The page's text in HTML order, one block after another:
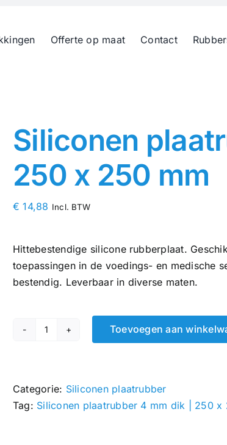
Offerte op maat Contact
Siliconen
250 x 250 mm
€ 14,88 Incl. BTW
Hittebestendige silicone rubberplaat.
toepassingen in de voedings- en medische
bestendig. Leverbaar in diverse maten.
Siliconen
mm
|
Toevoegen aan
Categorie: Siliconen plaatrubber
Tag: Siliconen plaatrubber 4 mm dik | 250 x